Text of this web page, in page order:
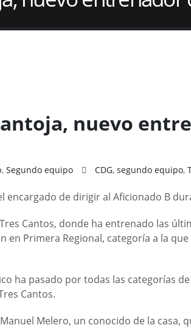
nuevo
, Segundo equipo CDG,segundo equipo,
encargado de dirigir al Aficionado B
Cantos, donde ha entrenado las
Primera Regional, categoría a la
ha pasado por todas las categorías
Cantos.
Melero, un conocido de la casa,